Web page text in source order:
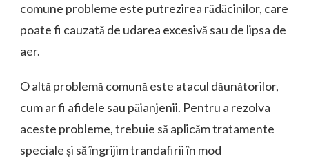
comune probleme este putrezirea rădăcinilor, care
poate fi cauzată de udarea excesivă sau de lipsa de
aer.
O altă problemă comună este atacul dăunătorilor,
cum ar fi afidele sau păianjenii. Pentru a rezolva
aceste probleme, trebuie să aplicăm tratamente
speciale și să îngrijim trandafirii în mod